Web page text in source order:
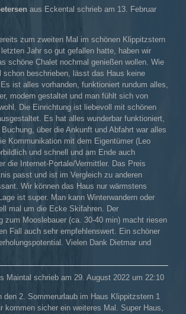
aus Eckental schrieb am 13. Februar
zum zweiten Mal im schönen Klippitzstern
Jahr so gut gefallen hatte, haben wir
schöne Chalet nochmal genießen wollen. Wie
schon beschrieben, lässt das Haus keine
ist alles vorhanden, funktioniert rundum alles,
modern gestaltet und man fühlt sich von
Die Einrichtung ist liebevoll mit schönen
Es hat alles wunderbar funktioniert,
über die Ankunft und Abfahrt war alles
Kommunikation mit dem Eigentümer (Leo
und schnell und am Ende auch
die Internet-Portale/Vermittler. Das Preis
passt und ist im Vergleich zu anderen
Wir können das Haus nur wärmstens
ist super. Man kann Winterwandern oder
mal um die Ecke Skifahren. Der
zum Mooslebauer (ca. 30-40 min) macht riesen
Fall auch sehr empfehlenswert. Ein schöner
Vielen Dank Dietmar und
Maintal schrieb am 29. August 2022 um 22:10
den 2. Sommerurlaub im Haus Klippitzstern 1
kommen sicher ein weiteres Mal. Super Haus,